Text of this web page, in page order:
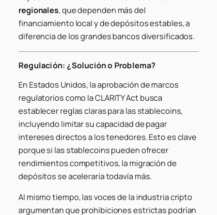
regionales, que dependen más del
financiamiento local y de depósitos estables, a
diferencia de los grandes bancos diversificados.
Regulación: ¿Solución o Problema?
En Estados Unidos, la aprobación de marcos
regulatorios como laCLARITY Act busca
establecer reglas claras para las stablecoins,
incluyendo limitar su capacidad de pagar
intereses directos a los tenedores. Esto es clave
porque si las stablecoins pueden ofrecer
rendimientos competitivos, la migración de
depósitos se aceleraría todavía más.
Al mismo tiempo, las voces de la industria cripto
argumentan que prohibiciones estrictas podrían